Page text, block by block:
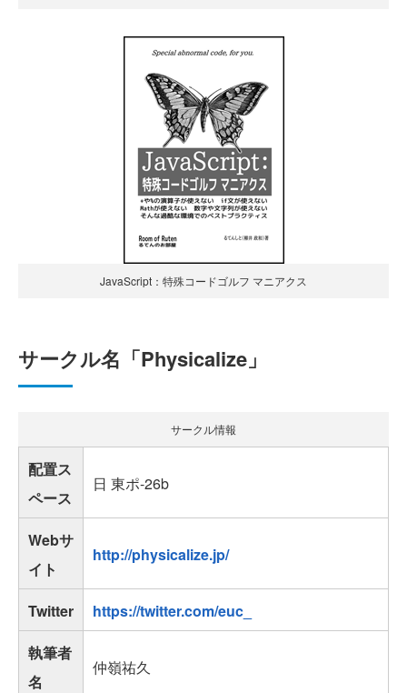
JavaScript：特殊コードゴルフ マニアクス
サークル名「Physicalize」
サークル情報
配置ス
ペース
日 東ポ-26b
Webサ
イト
http://physicalize.jp/
Twitter
https://twitter.com/euc_
執筆者
名
仲嶺祐久